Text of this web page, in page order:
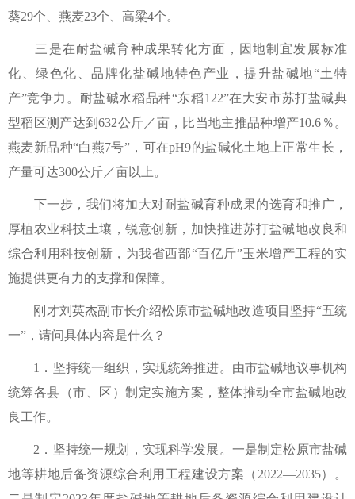
葵29个、燕麦23个、高粱4个。
三是在耐盐碱育种成果转化方面，因地制宜发展标准
化、绿色化、品牌化盐碱地特色产业，提升盐碱地“土特
产”竞争力。耐盐碱水稻品种“东稻122”在大安市苏打盐碱典
型稻区测产达到632公斤／亩，比当地主推品种增产10.6％。
燕麦新品种“白燕7号”，可在pH9的盐碱化土地上正常生长，
产量可达300公斤／亩以上。
下一步，我们将加大对耐盐碱育种成果的选育和推广，
厚植农业科技土壤，锐意创新，加快推进苏打盐碱地改良和
综合利用科技创新，为我省西部“百亿斤”玉米增产工程的实
施提供更有力的支撑和保障。
刚才刘英杰副市长介绍松原市盐碱地改造项目坚持“五统
一”，请问具体内容是什么？
1．坚持统一组织，实现统筹推进。由市盐碱地议事机构
统筹各县（市、区）制定实施方案，整体推动全市盐碱地改
良工作。
2．坚持统一规划，实现科学发展。一是制定松原市盐碱
地等耕地后备资源综合利用工程建设方案（2022—2035）。